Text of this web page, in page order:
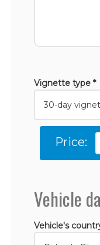
Vignette type *
Price:
Vehicle
Vehicle's